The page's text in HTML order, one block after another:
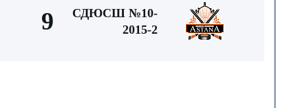
9
СДЮСШ №10-
2015-2